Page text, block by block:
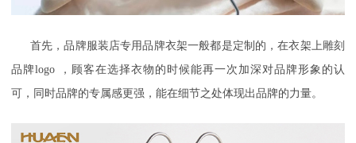
首先，品牌服装店专用品牌衣架一般都是定制的，在衣架上雕刻
品牌logo
，顾客在选择衣物的时候能再一次加深对品牌形象的认
可，同时品牌的专属感更强，能在细节之处体现出品牌的力量。